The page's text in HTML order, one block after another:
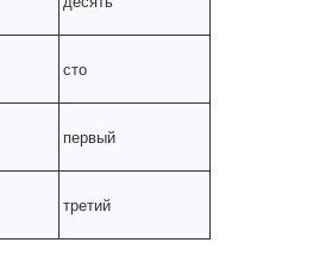
сто
первый
третий